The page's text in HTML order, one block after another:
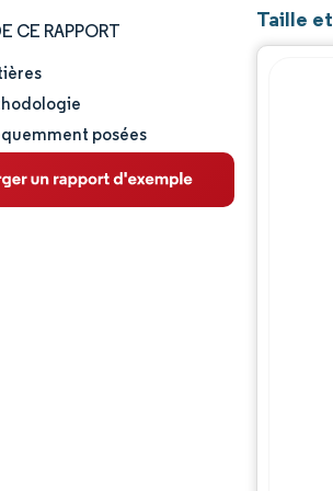
CE RAPPORT
de marché
marché
et perspectives
posées
Taille